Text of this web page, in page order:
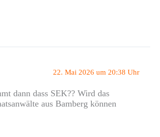
22. Mai 2026 um 20:38 Uhr
dann dass SEK?? Wird das
aus Bamberg können